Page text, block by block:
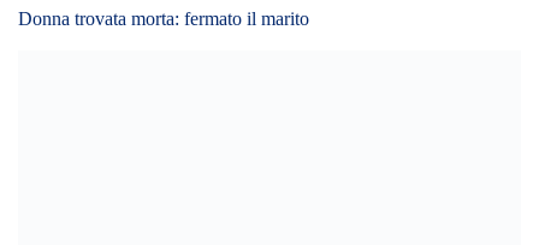
Donna trovata morta: fermato il marito